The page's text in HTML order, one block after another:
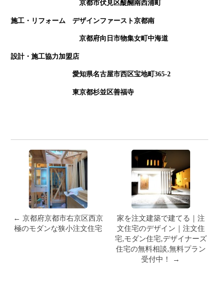
京都市伏見区醍醐南西浦町
施工・リフォーム デザインファースト京都南
京都府向日市物集女町中海道
設計・施工協力加盟店
愛知県名古屋市西区宝地町365-2
東京都杉並区善福寺
← 京都府京都市右京区西京
極のモダンな狭小注文住宅
家を注文建築で建てる｜注
文住宅のデザイン｜注文住
宅,モダン住宅,デザイナーズ
住宅の無料相談,無料プラン
受付中！ →